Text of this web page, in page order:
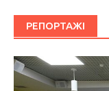
РЕПОРТАЖІ